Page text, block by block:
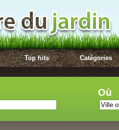
Top hits Catégories
Où